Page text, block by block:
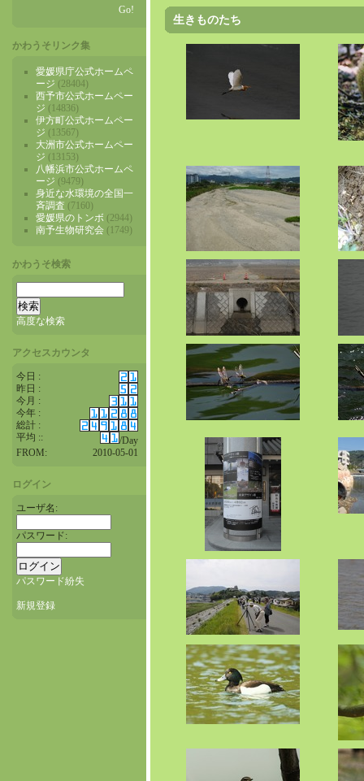
Go!
かわうそリンク集
愛媛県庁公式ホームペ
ージ (28404)
西予市公式ホームペー
ジ (14836)
伊方町公式ホームペー
ジ (13567)
大洲市公式ホームペー
ジ (13153)
八幡浜市公式ホームペ
ージ (9479)
身近な水環境の全国一
斉調査 (7160)
愛媛県のトンボ (2944)
南予生物研究会 (1749)
かわうそ検索
高度な検索
アクセスカウンタ
今日 :
昨日 :
今月 :
今年 :
総計 :
平均 ::
/Day
FROM:
2010-05-01
ログイン
ユーザ名:
パスワード:
パスワード紛失
新規登録
生きものたち